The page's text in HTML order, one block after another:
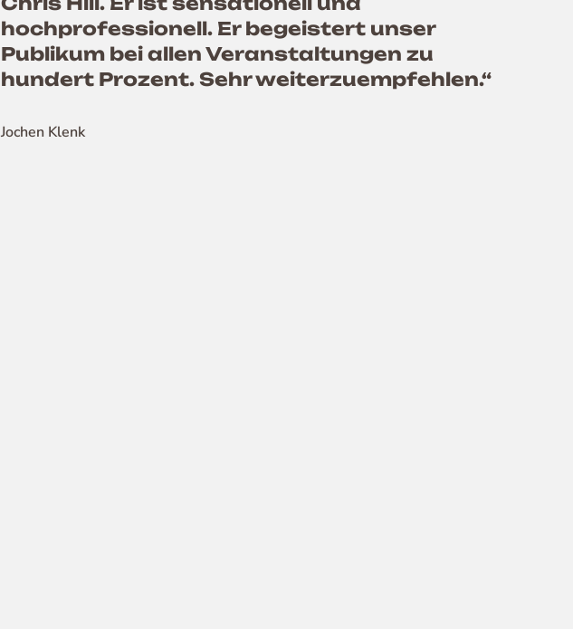
hochprofessionell. Er begeistert unser
Publikum bei allen Veranstaltungen zu
hundert Prozent. Sehr weiterzuempfehlen.“
Jochen Klenk